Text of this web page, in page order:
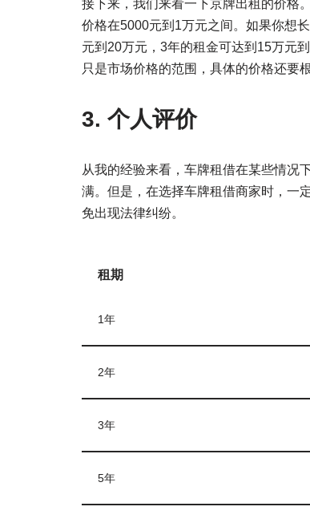
接下来，我们来看一下京牌出租的价格
价格在5000元到1万元之间。如果你想
元到20万元，3年的租金可达到15万元
只是市场价格的范围，具体的价格还要
3. 个人评价
从我的经验来看，车牌租借在某些情况
满。但是，在选择车牌租借商家时，一
免出现法律纠纷。
租期
1年
2年
3年
5年